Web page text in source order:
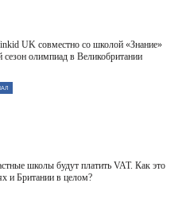
UK совместно со школой «Знание»
олимпиад в Великобритании
школы будут платить VAT. Как это
и Британии в целом?